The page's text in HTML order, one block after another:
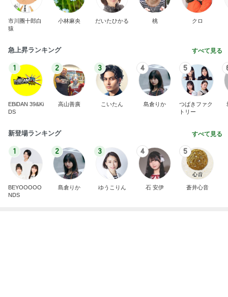
市川團十郎白
猿
小林麻央 だいたひかる 桃 クロ
急上昇ランキング すべて見る
1
EBiDAN 39&Ki
DS
2
高山善廣
3
こいたん
4
島倉りか
5
つばきファク
トリー
新登場ランキング すべて見る
1
BEYOOOOO
NDS
2
島倉りか
3
ゆうこりん
4
石 安伊
5
蒼井心音